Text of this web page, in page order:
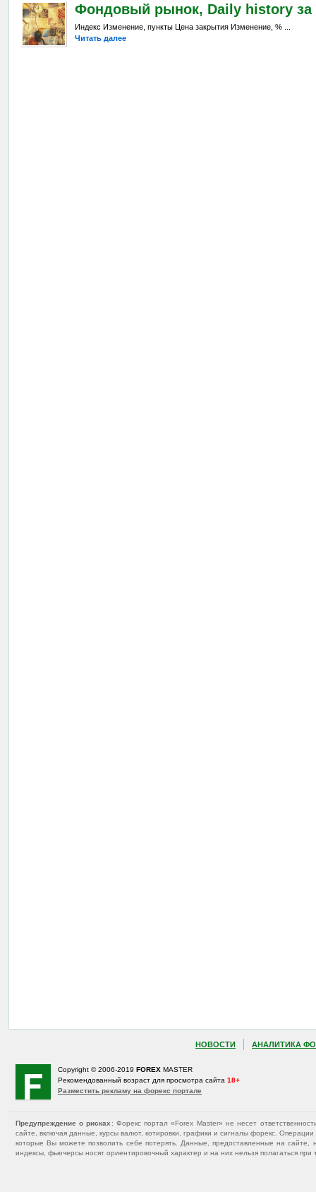
Фондовый рынок, Daily history за
Индекс Изменение, пункты Цена закрытия Изменение, % ...
Читать далее
НОВОСТИ АНАЛИТИКА
Copyright © 2006-2019 FOREX MASTER
Рекомендованный возраст для просмотра сайта 18+
Разместить рекламу на форекс портале
Предупреждение о рисках : Форекс портал «Forex Master» не несет
сайте, включая данные, курсы валют, котировки, графики и сигналы форекс.
которые Вы можете позволить себе потерять. Данные, предоставленные на
индексы, фьючерсы носят ориентировочный характер и на них нельзя полагаться при